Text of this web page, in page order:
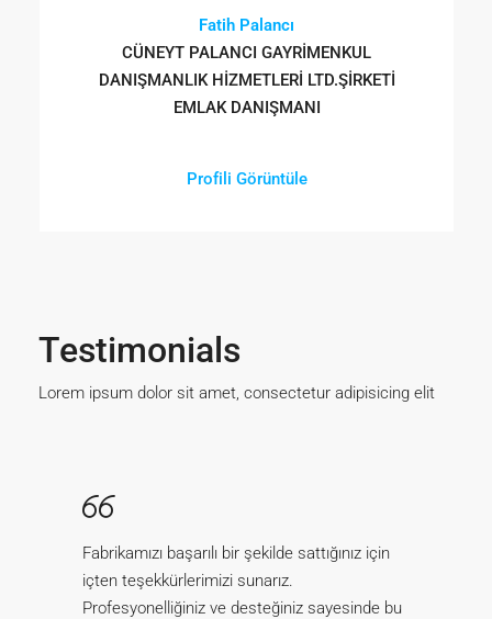
Fatih Palancı
CÜNEYT PALANCI GAYRİMENKUL
DANIŞMANLIK HİZMETLERİ LTD.ŞİRKETİ
EMLAK DANIŞMANI
Profili Görüntüle
Testimonials
Lorem ipsum dolor sit amet, consectetur adipisicing elit
Fabrikamızı başarılı bir şekilde sattığınız için
içten teşekkürlerimizi sunarız.
Profesyonelliğiniz ve desteğiniz sayesinde bu